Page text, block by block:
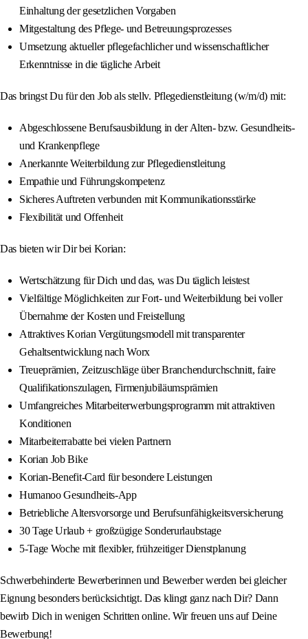
Einhaltung der gesetzlichen Vorgaben
Mitgestaltung des Pflege- und Betreuungsprozesses
Umsetzung aktueller pflegefachlicher und wissenschaftlicher
Erkenntnisse in die tägliche Arbeit
Das bringst Du für den Job als stellv. Pflegedienstleitung (w/m/d) mit:
Abgeschlossene Berufsausbildung in der Alten- bzw. Gesundheits-
und Krankenpflege
Anerkannte Weiterbildung zur Pflegedienstleitung
Empathie und Führungskompetenz
Sicheres Auftreten verbunden mit Kommunikationsstärke
Flexibilität und Offenheit
Das bieten wir Dir bei Korian:
Wertschätzung für Dich und das, was Du täglich leistest
Vielfältige Möglichkeiten zur Fort- und Weiterbildung bei voller
Übernahme der Kosten und Freistellung
Attraktives Korian Vergütungsmodell mit transparenter
Gehaltsentwicklung nach Worx
Treueprämien, Zeitzuschläge über Branchendurchschnitt, faire
Qualifikationszulagen, Firmenjubiläumsprämien
Umfangreiches Mitarbeiterwerbungsprogramm mit attraktiven
Konditionen
Mitarbeiterrabatte bei vielen Partnern
Korian Job Bike
Korian-Benefit-Card für besondere Leistungen
Humanoo Gesundheits-App
Betriebliche Altersvorsorge und Berufsunfähigkeitsversicherung
30 Tage Urlaub + großzügige Sonderurlaubstage
5-Tage Woche mit flexibler, frühzeitiger Dienstplanung
Schwerbehinderte Bewerberinnen und Bewerber werden bei gleicher
Eignung besonders berücksichtigt. Das klingt ganz nach Dir? Dann
bewirb Dich in wenigen Schritten online. Wir freuen uns auf Deine
Bewerbung!